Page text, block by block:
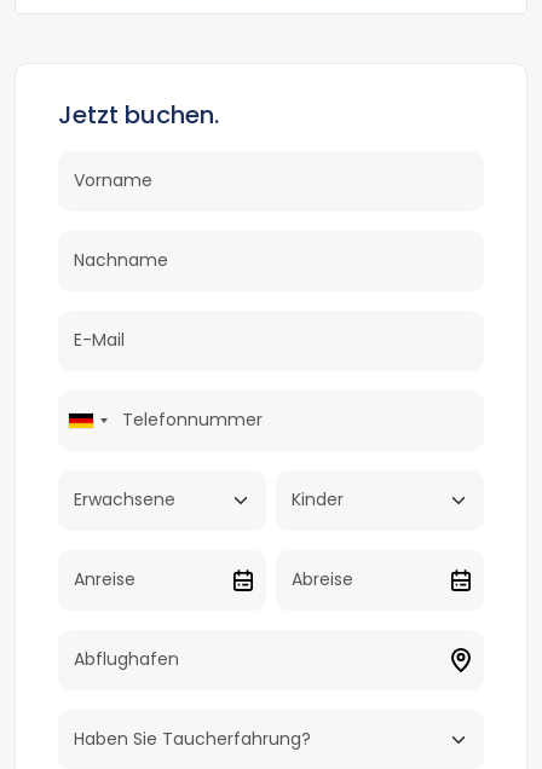
Restaurants des Madinat Makadi
- Sport und dezentes Unterhaltungsprogramm
durch das Sensimar Sport & Entertainment
* Ideal für einen romantischen Urlaub zu zweit
* Das Tragen eines farbigen
* Um angemessene Kleidung beim
Jetzt buchen.